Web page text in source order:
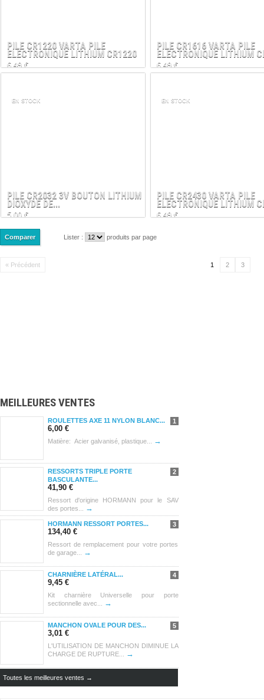
PILE CR1220 VARTA PILE
ELECTRONIQUE LITHIUM CR1220
6,49 €
PILE CR1616 VARTA PILE
ELECTRONIQUE LITHIUM
6,49 €
PILE CR2032 3V BOUTON LITHIUM
DIOXYDE DE...
5,00 €
EN STOCK
PILE CR2430 VARTA PILE
ELECTRONIQUE LITHIUM
6,49 €
EN STOCK
Lister : produits par page
« Précédent 1 2 3
MEILLEURES VENTES
1
ROULETTES AXE 11 NYLON BLANC...
6,00 €
Matière: Acier galvanisé, plastique... →
2
RESSORTS TRIPLE PORTE
BASCULANTE...
41,90 €
Ressort d'origine HORMANN pour le SAV
des portes...
→
3
HORMANN RESSORT PORTES...
134,40 €
Ressort de remplacement pour votre portes
de garage...
→
4
CHARNIÈRE LATÉRAL...
9,45 €
Kit charnière Universelle pour porte
sectionnelle avec...
→
5
MANCHON OVALE POUR DES...
3,01 €
L'UTILISATION DE MANCHON DIMINUE LA
CHARGE DE RUPTURE...
→
Toutes les meilleures ventes →